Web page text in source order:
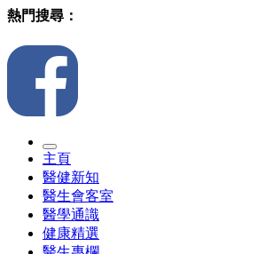
熱門搜尋：
主頁
醫健新知
醫生會客室
醫學通識
健康精選